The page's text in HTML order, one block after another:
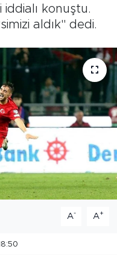
iddialı konuştu.
aldık" dedi.
A- A+